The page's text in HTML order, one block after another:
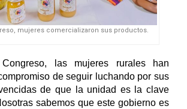
mujeres comercializaron sus productos.
las mujeres rurales han
de seguir luchando por sus
de que la unidad es la clave
sabemos que este gobierno es